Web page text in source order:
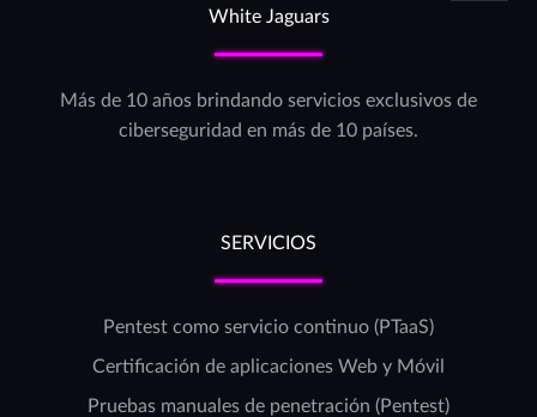
White Jaguars
Más de 10 años brindando servicios exclusivos de
ciberseguridad en más de 10 países.
SERVICIOS
Pentest como servicio continuo (PTaaS)
Certificación de aplicaciones Web y Móvil
Pruebas manuales de penetración (Pentest)